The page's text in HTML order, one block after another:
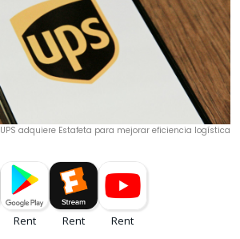
UPS adquiere Estafeta para mejorar eficiencia logística